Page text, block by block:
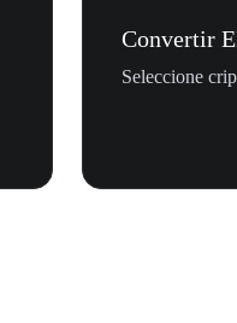
Convertir
Seleccione